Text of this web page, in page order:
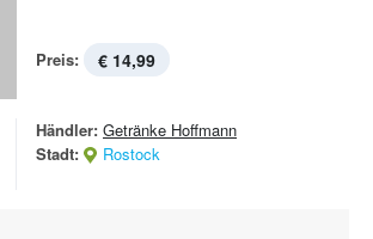
Preis: € 14,99
Händler: Getränke Hoffmann
Stadt:
Rostock